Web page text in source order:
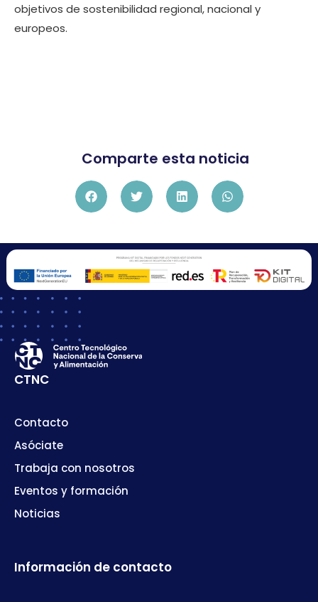
objetivos de sostenibilidad regional, nacional y
europeos.
Comparte esta noticia
CTNC
Contacto
Asóciate
Trabaja con nosotros
Eventos y formación
Noticias
Información de contacto